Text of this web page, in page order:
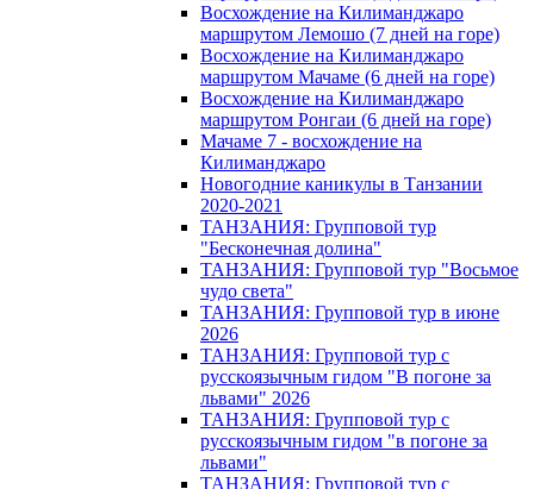
Восхождение на Килиманджаро
маршрутом Лемошо (7 дней на горе)
Восхождение на Килиманджаро
маршрутом Мачаме (6 дней на горе)
Восхождение на Килиманджаро
маршрутом Ронгаи (6 дней на горе)
Мачаме 7 - восхождение на
Килиманджаро
Новогодние каникулы в Танзании
2020-2021
ТАНЗАНИЯ: Групповой тур
"Бесконечная долина"
ТАНЗАНИЯ: Групповой тур "Восьмое
чудо света"
ТАНЗАНИЯ: Групповой тур в июне
2026
ТАНЗАНИЯ: Групповой тур с
русскоязычным гидом "В погоне за
львами" 2026
ТАНЗАНИЯ: Групповой тур с
русскоязычным гидом "в погоне за
львами"
ТАНЗАНИЯ: Групповой тур с